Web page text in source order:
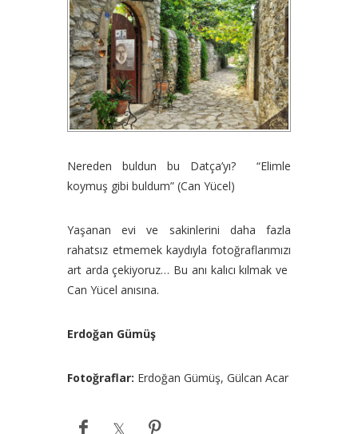
Nereden buldun bu Datça’yı? “Elimle
koymuş gibi buldum” (Can Yücel)
Yaşanan evi ve sakinlerini daha fazla
rahatsız etmemek kaydıyla fotoğraflarımızı
art arda çekiyoruz… Bu anı kalıcı kılmak ve
Can Yücel anısına.
Erdoğan Gümüş
Fotoğraflar: Erdoğan Gümüş, Gülcan Acar